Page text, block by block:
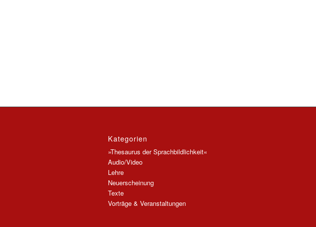
Kategorien
»Thesaurus der Sprachbildlichkeit«
Audio/Video
Lehre
Neuerscheinung
Texte
Vorträge & Veranstaltungen